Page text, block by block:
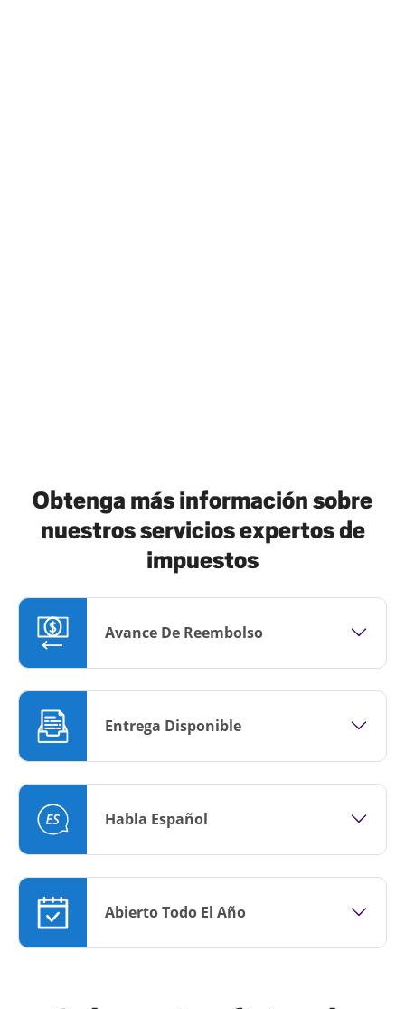
Obtenga más información sobre
nuestros servicios expertos de
impuestos
Avance De Reembolso
Entrega Disponible
Habla Español
Abierto Todo El Año